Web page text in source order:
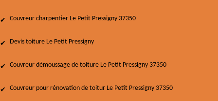
Couvreur charpentier Le Petit Pressigny 37350
Devis toiture Le Petit Pressigny
Couvreur démoussage de toiture Le Petit Pressigny 37350
Couvreur pour rénovation de toitur Le Petit Pressigny 37350